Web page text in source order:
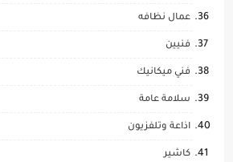
عمال نظافه
فنيين
فني ميكانيك
سلامة عامة
اذاعة وتلفزيون
كاشير